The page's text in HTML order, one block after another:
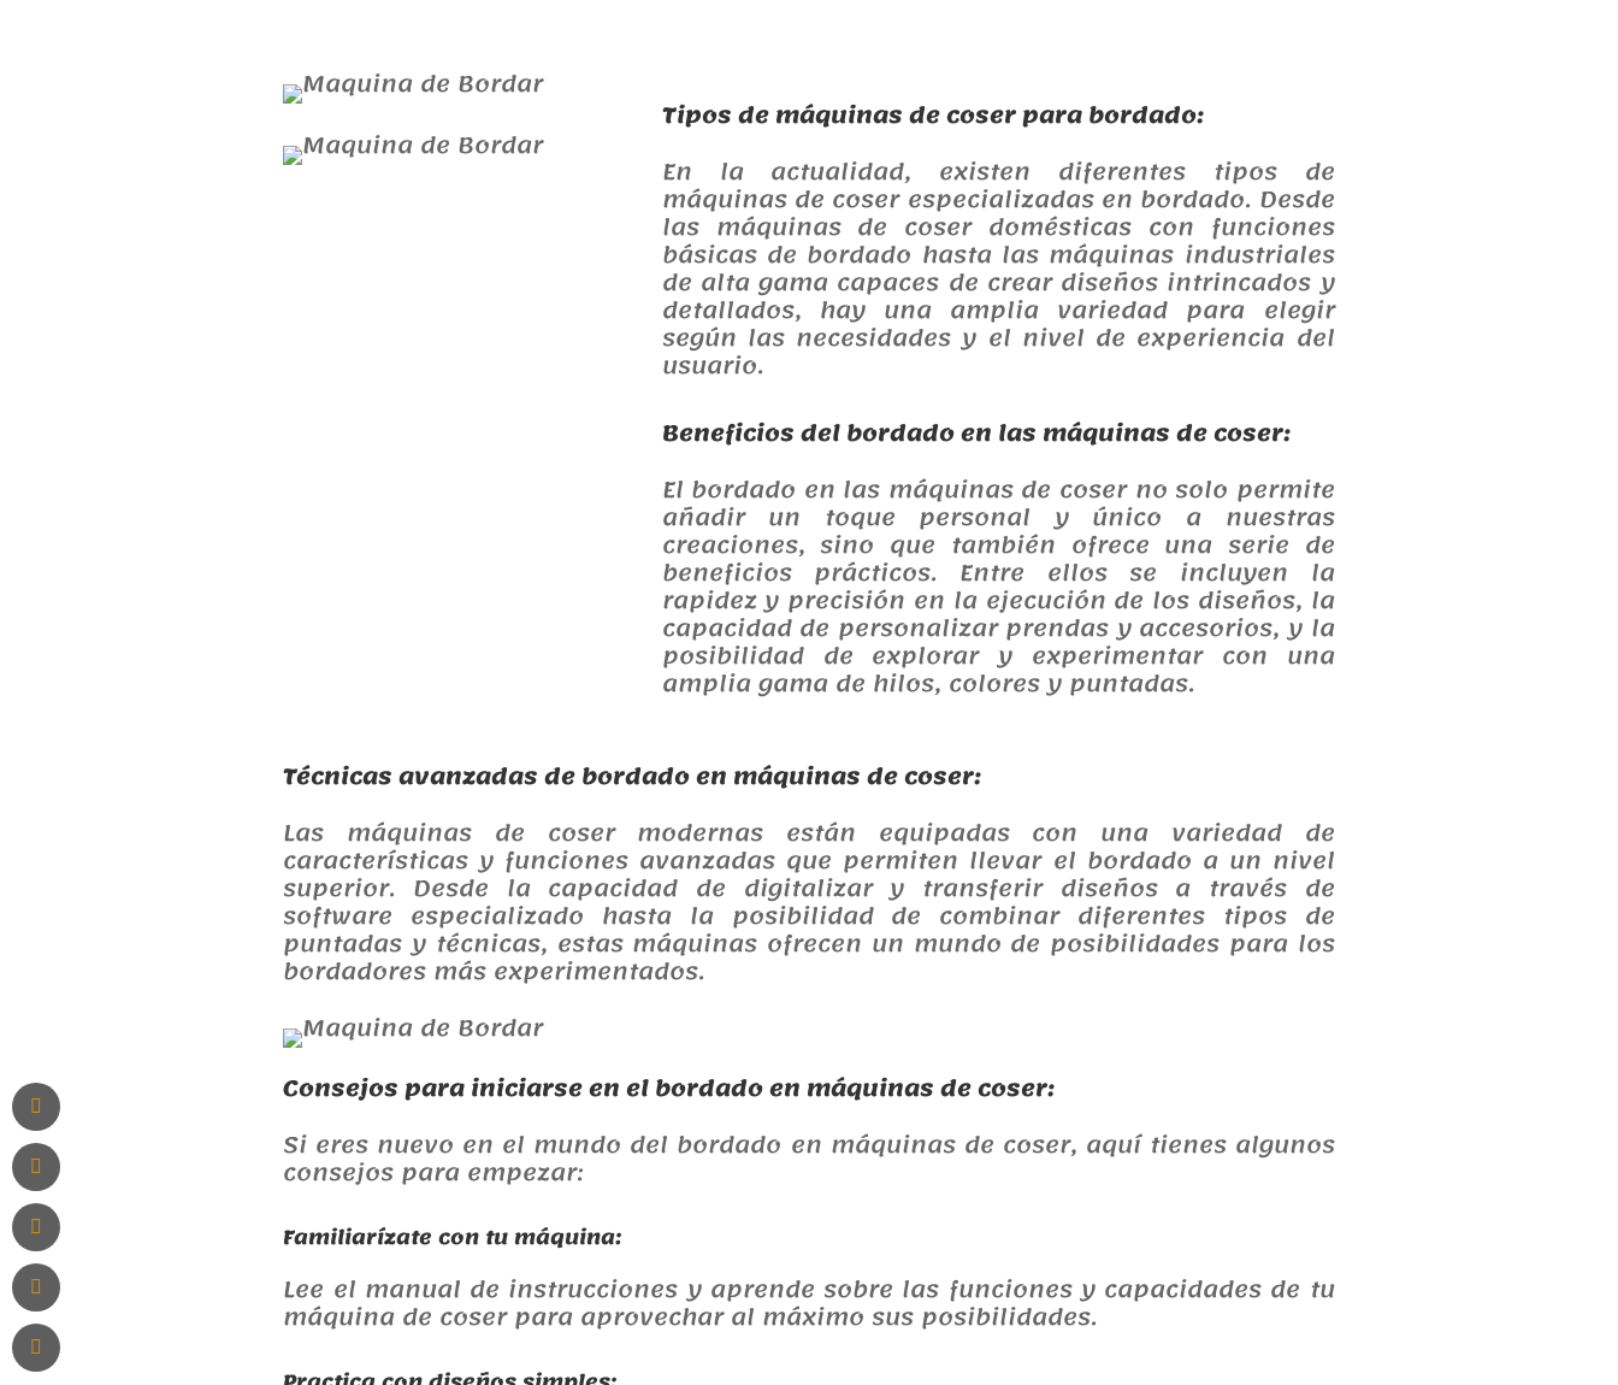
Tipos de máquinas de coser para bordado:
En la actualidad, existen diferentes tipos de
máquinas de coser especializadas en bordado. Desde
las máquinas de coser domésticas con funciones
básicas de bordado hasta las máquinas industriales
de alta gama capaces de crear diseños intrincados y
detallados, hay una amplia variedad para elegir
según las necesidades y el nivel de experiencia del
usuario.
Beneficios del bordado en las máquinas de coser:
El bordado en las máquinas de coser no solo permite
añadir un toque personal y único a nuestras
creaciones, sino que también ofrece una serie de
beneficios prácticos. Entre ellos se incluyen la
rapidez y precisión en la ejecución de los diseños, la
capacidad de personalizar prendas y accesorios, y la
posibilidad de explorar y experimentar con una
amplia gama de hilos, colores y puntadas.
Técnicas avanzadas de bordado en máquinas de coser:
Las máquinas de coser modernas están equipadas con una variedad de
características y funciones avanzadas que permiten llevar el bordado a un nivel
superior. Desde la capacidad de digitalizar y transferir diseños a través de
software especializado hasta la posibilidad de combinar diferentes tipos de
puntadas y técnicas, estas máquinas ofrecen un mundo de posibilidades para los
bordadores más experimentados.
Consejos para iniciarse en el bordado en máquinas de coser:
Si eres nuevo en el mundo del bordado en máquinas de coser, aquí tienes algunos
consejos para empezar:
Familiarízate con tu máquina:
Lee el manual de instrucciones y aprende sobre las funciones y capacidades de tu
máquina de coser para aprovechar al máximo sus posibilidades.